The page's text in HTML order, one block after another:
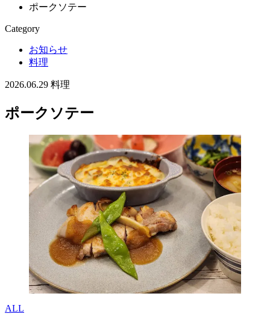
ポークソテー
Category
お知らせ
料理
2026.06.29 料理
ポークソテー
ALL